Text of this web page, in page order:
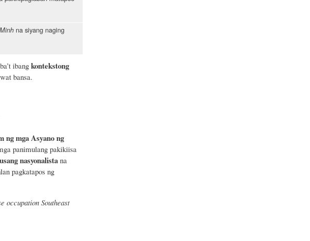
na siyang naging
ibang kontekstong
bansa.
ng mga Asyano ng
panimulang pakikiisa
nasyonalista na
pagkatapos ng
occupation Southeast